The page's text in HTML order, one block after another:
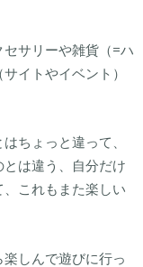
サリーや雑貨（=ハ
イトやイベント）
ちょっと違って、
とは違う、自分だけ
これもまた楽しい
しんで遊びに行っ